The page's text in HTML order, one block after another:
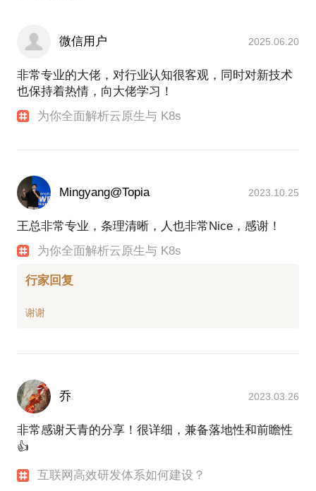
2015年9月加入麻袋理财，任首席架构师
服务和 DevOps 相关产品研发与咨询工作
2019年6月任产品副总裁，负责 DaoCloud Digital
Platform 的设计和研发
2020年8月份加入星环科技，任星环数据云负责人，
个人介绍：
http://www.linkedin.com/in/%E5%A4%A9%E9%9D%92-
微信用户 2025.06.20
非常专业的大佬，对行业认知很客观，同时对新技术
也保持着热情，向大佬学习！
为你全面解析云原生与 K8s
Mingyang@Topia 2023.10.25
王总非常专业，条理清晰，人也非常Nice，感谢！
为你全面解析云原生与 K8s
行家回复
乔 2023.03.26
非常感谢天青的分享！很详细，兼备落地性和前瞻性
👍
互联网高效研发体系如何建设？